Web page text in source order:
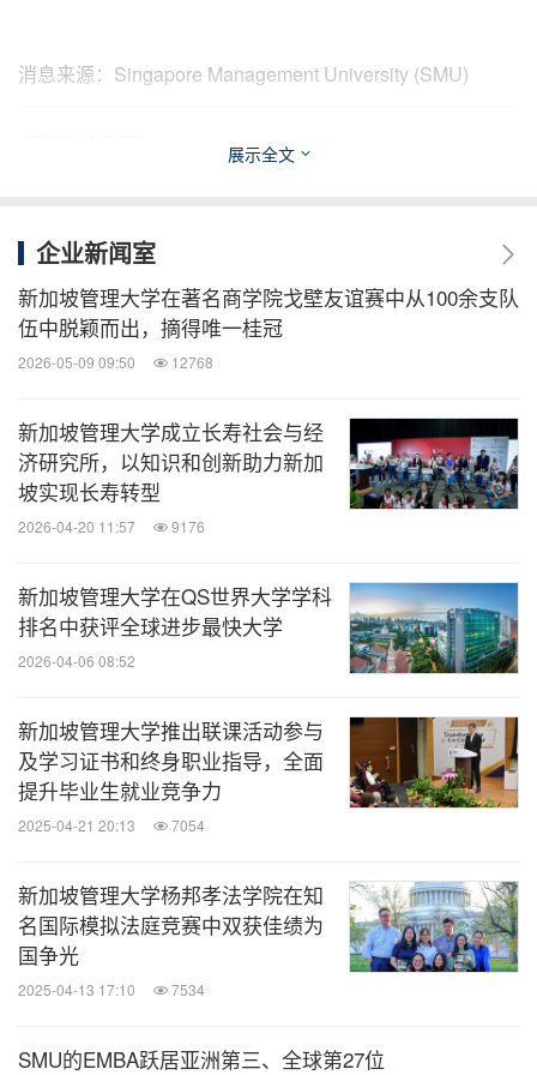
消息来源：Singapore Management University (SMU)
美通说传播
趋势、动态，介绍相关知识、经验、技巧、
关键词： 教育
高端教育
展示全文
企业新闻室
新加坡管理大学在著名商学院戈壁友谊赛中从100余支队
伍中脱颖而出，摘得唯一桂冠
2026-05-09 09:50 12768
新加坡管理大学成立长寿社会与经
济研究所，以知识和创新助力新加
坡实现长寿转型
2026-04-20 11:57 9176
新加坡管理大学在QS世界大学学科
排名中获评全球进步最快大学
2026-04-06 08:52
新加坡管理大学推出联课活动参与
及学习证书和终身职业指导，全面
提升毕业生就业竞争力
2025-04-21 20:13 7054
新加坡管理大学杨邦孝法学院在知
名国际模拟法庭竞赛中双获佳绩为
国争光
2025-04-13 17:10 7534
SMU的EMBA跃居亚洲第三、全球第27位